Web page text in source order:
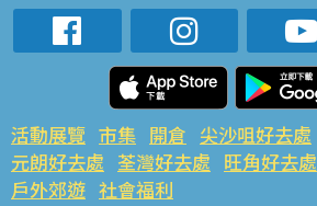
活動展覽 市集 開倉 尖沙咀好去處
元朗好去處 荃灣好去處 旺角好去處
戶外郊遊 社會福利